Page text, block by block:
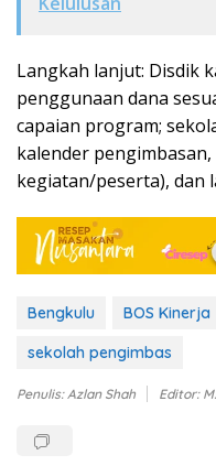
Langkah lanjut: Disdik
penggunaan dana
capaian program;
kalender
kegiatan/peserta), dan
Bengkulu BOS Kinerja
sekolah pengimbas
Penulis: Azlan Shah Editor: